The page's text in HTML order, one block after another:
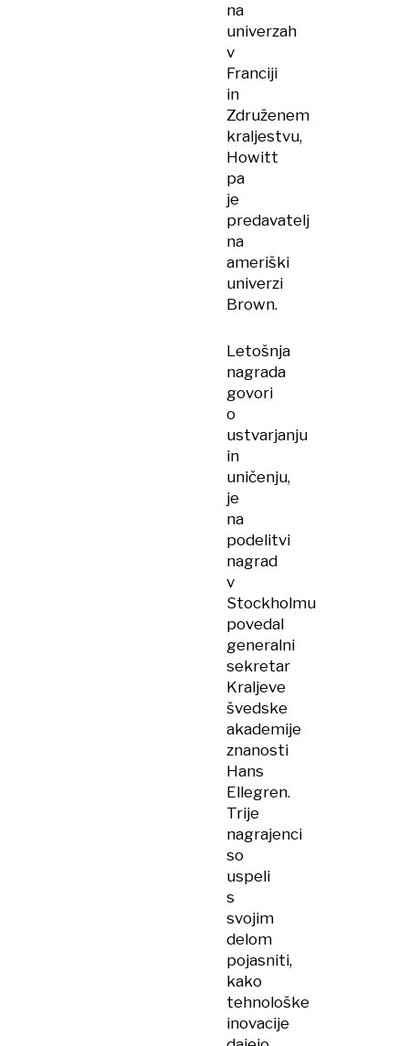
na
univerzah
v
Franciji
in
Združenem
kraljestvu,
Howitt
pa
je
predavatelj
na
ameriški
univerzi
Brown.
Letošnja
nagrada
govori
o
ustvarjanju
in
uničenju,
je
na
podelitvi
nagrad
v
Stockholmu
povedal
generalni
sekretar
Kraljeve
švedske
akademije
znanosti
Hans
Ellegren.
Trije
nagrajenci
so
uspeli
s
svojim
delom
pojasniti,
kako
tehnološke
inovacije